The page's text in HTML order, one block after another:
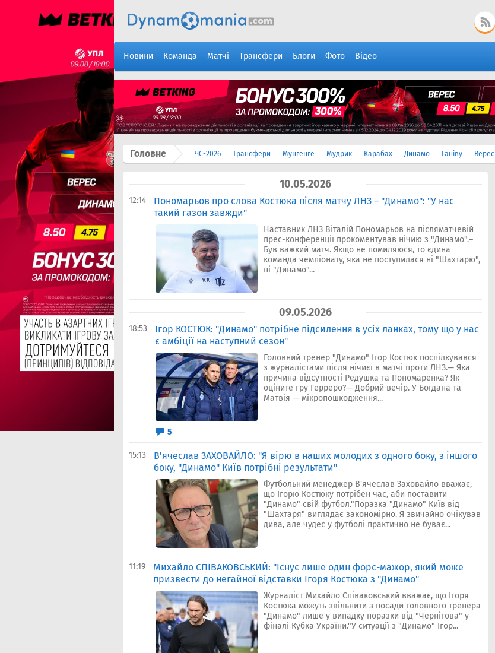
Новини Команда Матчі Трансфери Блоги Фото Відео
Головне ЧС-2026 Трансфери Мунгенге Мудрик Карабах Динамо Ганіву Верес
10.05.2026
12:14
Пономарьов про слова Костюка після матчу ЛНЗ – "Динамо": "У нас
такий газон завжди"
Наставник ЛНЗ Віталій Пономарьов на післяматчевій
прес-конференції прокоментував нічию з "Динамо".–
Був важкий матч. Якщо не помиляюся, то єдина
команда чемпіонату, яка не поступилася ні "Шахтарю",
ні "Динамо"...
09.05.2026
18:53
Ігор КОСТЮК: "Динамо" потрібне підсилення в усіх ланках, тому що у нас
є амбіції на наступний сезон"
Головний тренер "Динамо" Ігор Костюк поспілкувався
з журналістами після нічиєї в матчі проти ЛНЗ.— Яка
причина відсутності Редушка та Пономаренка? Як
оціните гру Герреро?— Добрий вечір. У Богдана та
Матвія — мікропошкодження...
5
15:13
В'ячеслав ЗАХОВАЙЛО: "Я вірю в наших молодих з одного боку, з іншого
боку, "Динамо" Київ потрібні результати"
Футбольний менеджер В'ячеслав Заховайло вважає,
що Ігорю Костюку потрібен час, аби поставити
"Динамо" свій футбол."Поразка "Динамо" Київ від
"Шахтаря" виглядає закономірно. Я звичайно очікував
дива, але чудес у футболі практично не буває...
11:19
Михайло СПІВАКОВСЬКИЙ: "Існує лише один форс-мажор, який може
призвести до негайної відставки Ігоря Костюка з "Динамо"
Журналіст Михайло Співаковський вважає, що Ігоря
Костюка можуть звільнити з посади головного тренера
"Динамо" лише у випадку поразки від "Чернігова" у
фіналі Кубка України."У ситуації з "Динамо" Ігор...